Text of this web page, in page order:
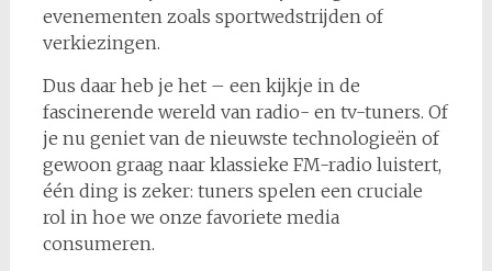
evenementen zoals sportwedstrijden of
verkiezingen.
Dus daar heb je het – een kijkje in de
fascinerende wereld van radio- en tv-tuners. Of
je nu geniet van de nieuwste technologieën of
gewoon graag naar klassieke FM-radio luistert,
één ding is zeker: tuners spelen een cruciale
rol in hoe we onze favoriete media
consumeren.